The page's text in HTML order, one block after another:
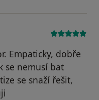
Empaticky, dobře
se nemusí bat
se snaží řešit,